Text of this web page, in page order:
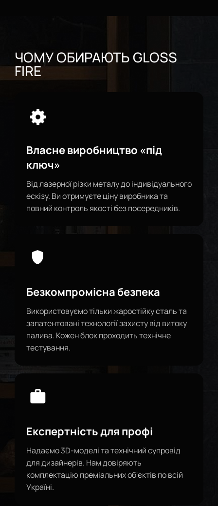
ЧОМУ ОБИРАЮТЬ GLOSS
FIRE
Власне виробництво «під
ключ»
Від лазерної різки металу до індивідуального
ескізу. Ви отримуєте ціну виробника та
повний контроль якості без посередників.
Безкомпромісна безпека
Використовуємо тільки жаростійку сталь та
запатентовані технології захисту від витоку
палива. Кожен блок проходить технічне
тестування.
Експертність для профі
Надаємо 3D-моделі та технічний супровід
для дизайнерів. Нам довіряють
комплектацію преміальних об'єктів по всій
Україні.